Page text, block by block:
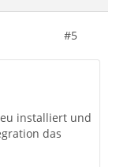
#5
installiert und
das